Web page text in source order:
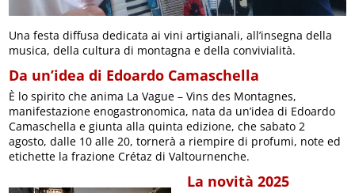
Una festa diffusa dedicata ai vini artigianali, all’insegna della
musica, della cultura di montagna e della convivialità.
Da un’idea di Edoardo Camaschella
È lo spirito che anima La Vague – Vins des Montagnes,
manifestazione enogastronomica, nata da un’idea di Edoardo
Camaschella e giunta alla quinta edizione, che sabato 2
agosto, dalle 10 alle 20, tornerà a riempire di profumi, note ed
etichette la frazione Crétaz di Valtournenche.
La novità 2025